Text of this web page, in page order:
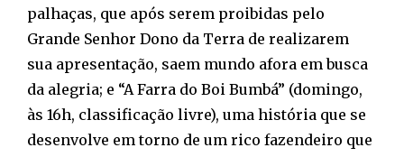
palhaças, que após serem proibidas pelo
Grande Senhor Dono da Terra de realizarem
sua apresentação, saem mundo afora em busca
da alegria; e “A Farra do Boi Bumbá” (domingo,
às 16h, classificação livre), uma história que se
desenvolve em torno de um rico fazendeiro que